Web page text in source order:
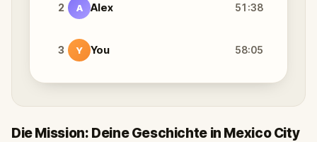
2 A Alex 51:38
3 Y You 58:05
Die Mission: Deine Geschichte in Mexico City